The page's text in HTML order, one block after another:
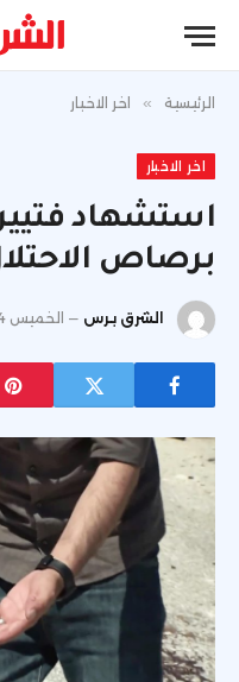
الرئيسية » اخر الاخبار
اخر الاخبار
استشهاد
برصاص
الشرق برس الخميس 24 يوليو 6:03 م